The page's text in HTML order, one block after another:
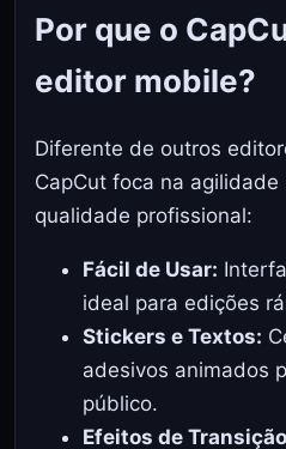
Por que o
editor mobile?
Diferente de outros
CapCut foca na agilidade
qualidade profissional:
Fácil de Usar:
ideal para edições
Stickers e Textos:
adesivos animados
público.
Efeitos de